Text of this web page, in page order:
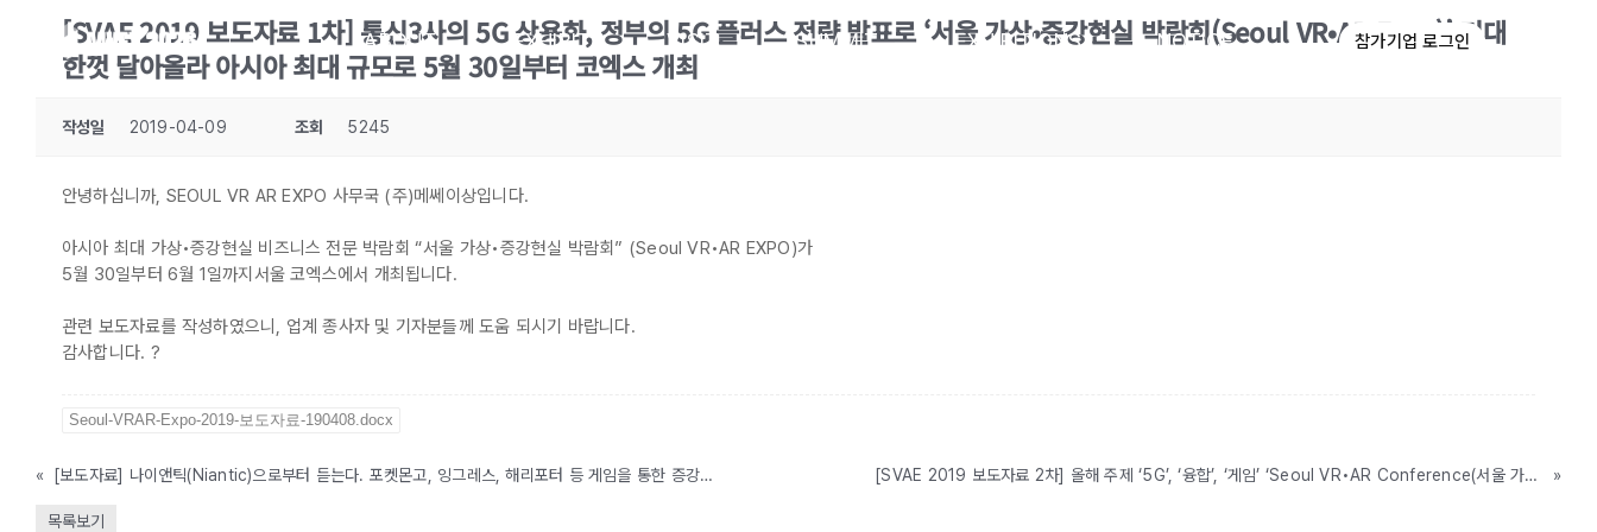
ABOUT EXHIBIT VISIT SUMMIT EXHIBITIONS NOTICE 참가기업 로그인
[SVAE 2019 보도자료 1차] 통신3사의 5G 상용화, 정부의 5G 플러스 전략 발표로 ‘서울 가상•증강현실 박람회(Seoul VR•AR Expo)’ 기대
한껏 달아올라 아시아 최대 규모로 5월 30일부터 코엑스 개최
작성일 2019-04-09 조회 5245
안녕하십니까, SEOUL VR AR EXPO 사무국 (주)메쎄이상입니다.
아시아 최대 가상•증강현실 비즈니스 전문 박람회 “서울 가상•증강현실 박람회” (Seoul VR•AR EXPO)가
5월 30일부터 6월 1일까지서울 코엑스에서 개최됩니다.
관련 보도자료를 작성하였으니, 업계 종사자 및 기자분들께 도움 되시기 바랍니다.
감사합니다. ?
Seoul-VRAR-Expo-2019-보도자료-190408.docx
« [보도자료] 나이앤틱(Niantic)으로부터 듣는다. 포켓몬고, 잉그레스, 해리포터 등 게임을 통한 증강현실(AR)의 새로운 정의 [SVAE 2019 보도자료 2차] 올해 주제 ‘5G’, ‘융합’, ‘게임’ ‘Seoul VR•AR Conference(서울 가상•증강현실 컨퍼런스)’ »
목록보기